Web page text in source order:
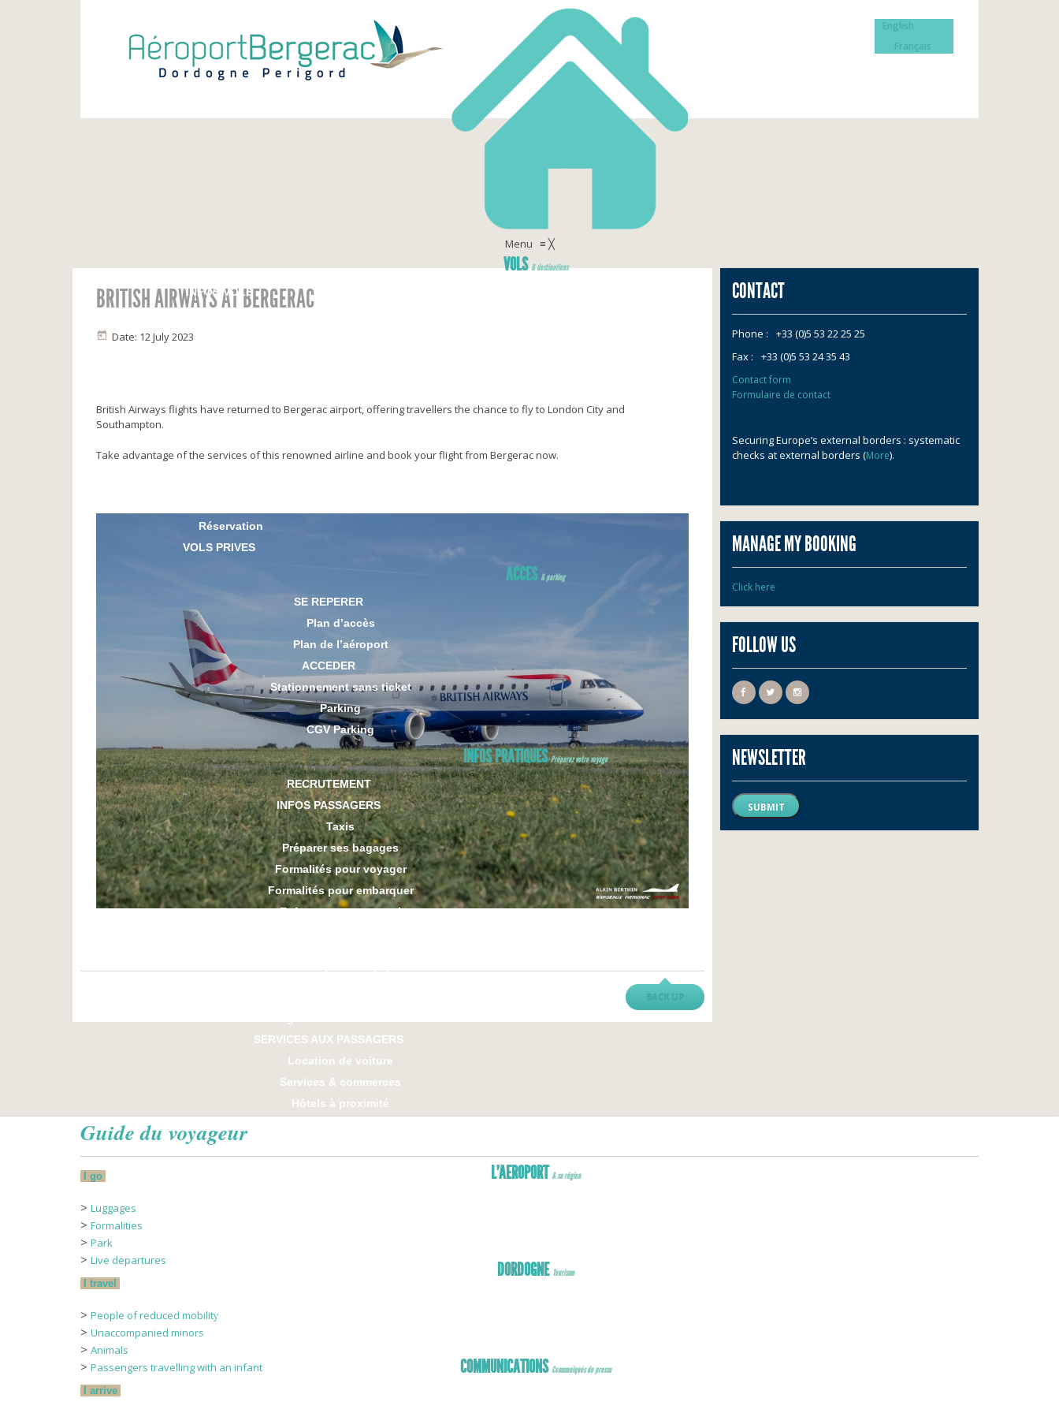
English
Français
Menu ≡╳
VOLS& destinations
INFOS VOLS
Toutes destinations
Réservation
VOLS PRIVES
ACCES & parking
SE REPERER
Plan d’accès
Plan de l’aéroport
ACCEDER
Stationnement sans ticket
Parking
CGV Parking
INFOS PRATIQUESPréparez votre voyage
RECRUTEMENT
INFOS PASSAGERS
Taxis
Préparer ses bagages
Formalités pour voyager
Formalités pour embarquer
Enfant voyageant seul
Personnes à mobilité réduite
SERVICES AUX PASSAGERS
Location de voiture
Services & commerces
Hôtels à proximité
L’AEROPORT& sa région
DORDOGNE Tourisme
Quoi de neuf ?
Dordogne Périgord Tourisme
COMMUNICATIONS Communiqués de presse
BRITISH AIRWAYS AT BERGERAC
Date: 12 July 2023
British Airways flights have returned to Bergerac airport, offering travellers the chance to fly to London City and
Southampton.
Take advantage of the services of this renowned airline and book your flight from Bergerac now.
BACK UP
CONTACT
Phone :
+33 (0)5 53 22 25 25
Fax :
+33 (0)5 53 24 35 43
Contact form
Formulaire de contact
Securing Europe’s external borders : systematic
checks at external borders (More).
MANAGE MY BOOKING
Click here
FOLLOW US
NEWSLETTER
SUBMIT
Guide du voyageur
I go
> Luggages
> Formalities
> Park
> Live departures
I travel
> People of reduced mobility
> Unaccompanied minors
> Animals
> Passengers travelling with an infant
I arrive